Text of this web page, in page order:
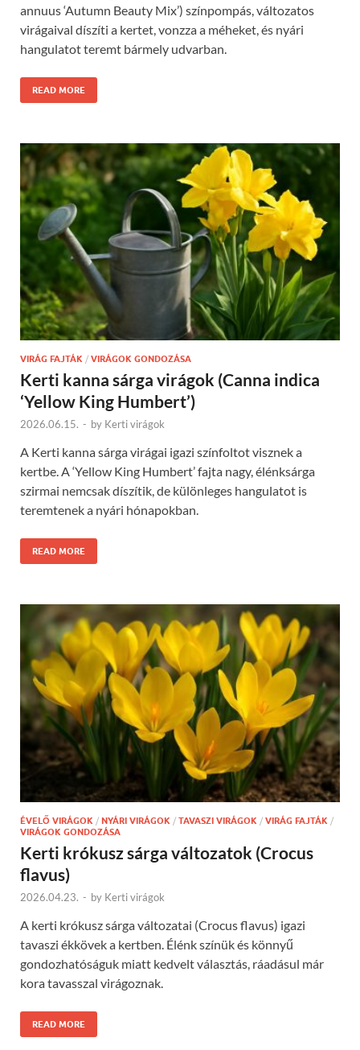
annuus ‘Autumn Beauty Mix’) színpompás, változatos
virágaival díszíti a kertet, vonzza a méheket, és nyári
hangulatot teremt bármely udvarban.
READ MORE
VIRÁG FAJTÁK / VIRÁGOK GONDOZÁSA
Kerti kanna sárga virágok (Canna indica
‘Yellow King Humbert’)
2026.06.15. - by Kerti virágok
A Kerti kanna sárga virágai igazi színfoltot visznek a
kertbe. A ‘Yellow King Humbert’ fajta nagy, élénksárga
szirmai nemcsak díszítik, de különleges hangulatot is
teremtenek a nyári hónapokban.
READ MORE
ÉVELŐ VIRÁGOK / NYÁRI VIRÁGOK / TAVASZI VIRÁGOK / VIRÁG FAJTÁK /
VIRÁGOK GONDOZÁSA
Kerti krókusz sárga változatok (Crocus
flavus)
2026.04.23. - by Kerti virágok
A kerti krókusz sárga változatai (Crocus flavus) igazi
tavaszi ékkövek a kertben. Élénk színük és könnyű
gondozhatóságuk miatt kedvelt választás, ráadásul már
kora tavasszal virágoznak.
READ MORE